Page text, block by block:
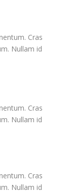
Cras
Nullam id
Cras
Nullam id
Cras
Nullam id